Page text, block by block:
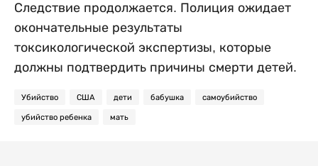
Следствие продолжается. Полиция ожидает
окончательные результаты
токсикологической экспертизы, которые
должны подтвердить причины смерти детей.
Убийство США дети бабушка самоубийство
убийство ребенка мать